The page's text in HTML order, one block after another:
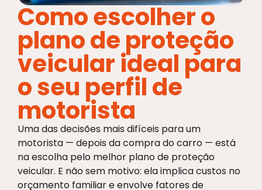
Como escolher o
plano de proteção
veicular ideal para
o seu perfil de
motorista
Uma das decisões mais difíceis para um
motorista — depois da compra do carro — está
na escolha pelo melhor plano de proteção
veicular. E não sem motivo: ela implica custos no
orçamento familiar e envolve fatores de